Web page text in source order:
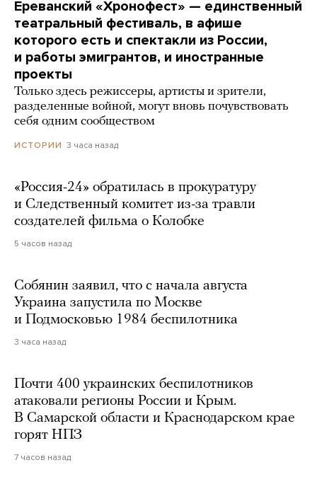
Ереванский «Хронофест» — единственный
театральный фестиваль, в афише
которого есть и спектакли из России,
и работы эмигрантов, и иностранные
проекты
Только здесь режиссеры, артисты и зрители,
разделенные войной, могут вновь почувствовать
себя одним сообществом
ИСТОРИИ 3 часа назад
«Россия-24» обратилась в прокуратуру
и Следственный комитет из-за травли
создателей фильма о Колобке
5 часов назад
Собянин заявил, что с начала августа
Украина запустила по Москве
и Подмосковью 1984 беспилотника
3 часа назад
Почти 400 украинских беспилотников
атаковали регионы России и Крым.
В Самарской области и Краснодарском крае
горят НПЗ
7 часов назад